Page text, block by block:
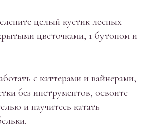
целый кустик лесных
цветочками, 1 бутоном и
с каттерами и вайнерами,
без инструментов, освоите
и научитесь катать